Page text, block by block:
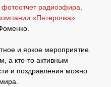
фотоотчет радиоэфира,
«Пятерочка»
и яркое мероприятие.
а кто-то активным
и поздравления можно